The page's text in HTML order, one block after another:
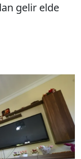
gelir elde